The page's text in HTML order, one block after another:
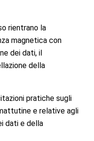
rientrano la
magnetica con
dei dati, il
della
pratiche sugli
e relative agli
dati e della